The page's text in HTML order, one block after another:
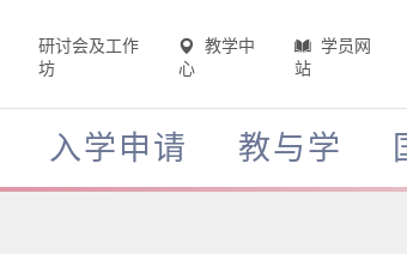
研讨会及工作
坊
教学中
心
学员网
站
入学申请 教与学